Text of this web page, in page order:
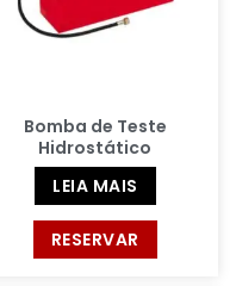
Bomba de Teste
Hidrostático
LEIA MAIS
RESERVAR